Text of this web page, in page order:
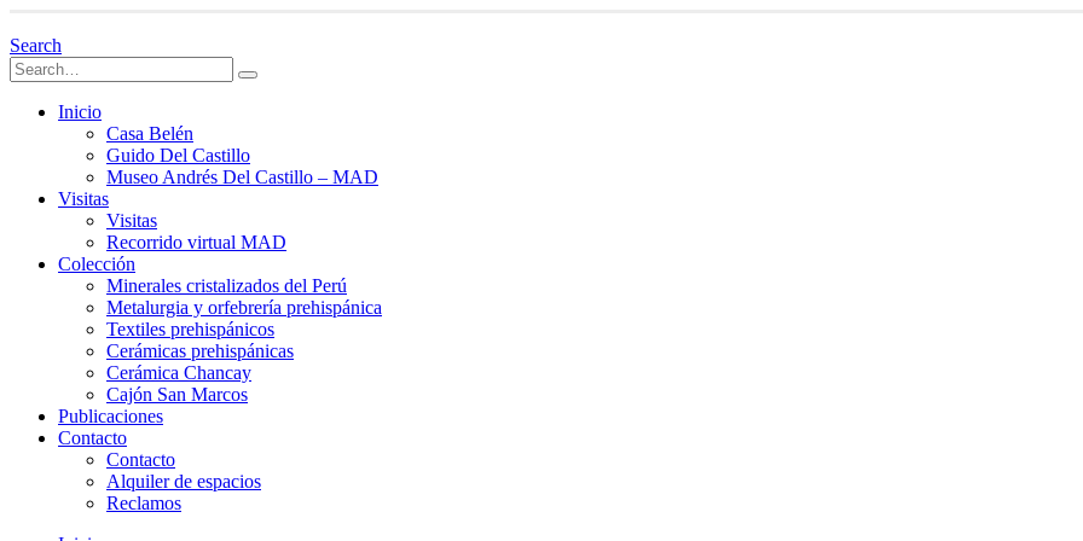
Search
Inicio
Casa Belén
Guido Del Castillo
Museo Andrés Del Castillo – MAD
Visitas
Visitas
Recorrido virtual MAD
Colección
Minerales cristalizados del Perú
Metalurgia y orfebrería prehispánica
Textiles prehispánicos
Cerámicas prehispánicas
Cerámica Chancay
Cajón San Marcos
Publicaciones
Contacto
Contacto
Alquiler de espacios
Reclamos